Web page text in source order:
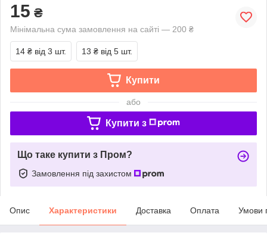
15 ₴
Мінімальна сума замовлення на сайті — 200 ₴
14 ₴ від 3 шт. 13 ₴ від 5 шт.
Купити
або
Купити з
Що таке купити з Пром?
Замовлення під захистом
Опис Характеристики Доставка Оплата Умови